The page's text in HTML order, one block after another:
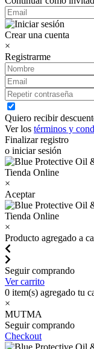
Crear una cuenta
×
Registrarme
Quiero recibir
Ver los términos y
Finalizar registro
o iniciar sesión
×
Aceptar
×
Producto agregado a
Seguir comprando
Ver carrito
0 item(s) agregado tu
×
MUTMA
Seguir comprando
Checkout